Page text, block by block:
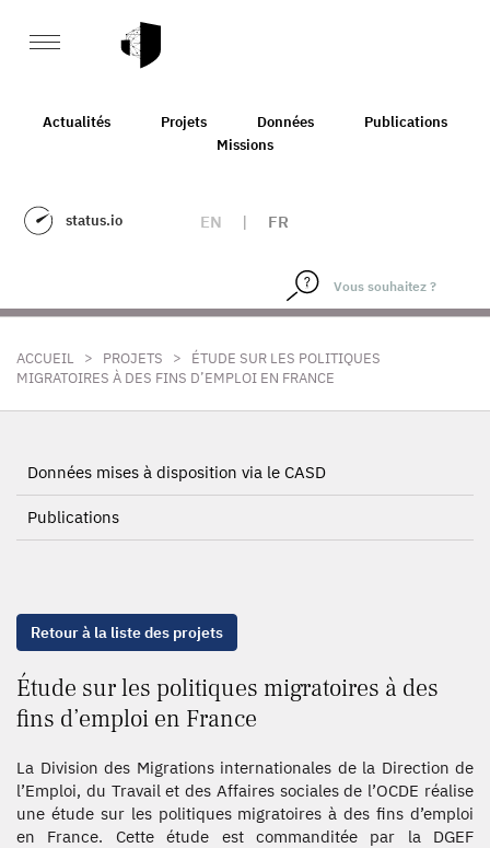
Actualités Projets Données
Publications
Missions
status.io EN | FR
ACCUEIL > PROJETS >
ÉTUDE SUR LES POLITIQUES
MIGRATOIRES À DES FINS D’EMPLOI EN FRANCE
Données mises à disposition via le CASD
Publications
Retour à la liste des projets
Étude sur les politiques migratoires à des
fins d’emploi en France
La Division des Migrations internationales de la Direction de
l’Emploi, du Travail et des Affaires sociales de l’OCDE réalise
une étude sur les politiques migratoires à des fins d’emploi
en France. Cette étude est commanditée par la DGEF